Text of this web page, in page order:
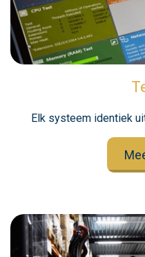
Elk systeem identiek